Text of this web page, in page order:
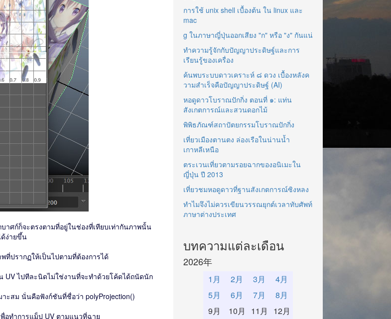
ศก์ก็จะตรงตามที่อยู่ในช่องที่เทียบเท่ากันภาพนั้น
ง่ายขึ้น
ที่ปรากฏให้เป็นไปตามที่ต้องการได้
UV ไปทีละนิดไม่ใช่งานที่จะทำด้วยโค้ดได้ถนัดนัก
ะสม นั่นคือฟังก์ชันที่ชื่อว่า polyProjection()
อทำการแม็ป UV ตามแนวที่ฉาย
การใช้ unix shell เบื้องต้น ใน linux และ
mac
g ในภาษาญี่ปุ่นออกเสียง "ก" หรือ "ง" กันแน่
ทำความรู้จักกับปัญญาประดิษฐ์และการ
เรียนรู้ของเครื่อง
ค้นพบระบบดาวเคราะห์ ๘ ดวง เบื้องหลังค
วามสำเร็จคือปัญญาประดิษฐ์ (AI)
หอดูดาวโบราณปักกิ่ง ตอนที่ ๑: แท่น
สังเกตการณ์และสวนดอกไม้
พิพิธภัณฑ์สถาปัตยกรรมโบราณปักกิ่ง
เที่ยวเมืองตานตง ล่องเรือในน่านน้ำ
เกาหลีเหนือ
ตระเวนเที่ยวตามรอยฉากของอนิเมะใน
ญี่ปุ่น ปี 2013
เที่ยวชมหอดูดาวที่ฐานสังเกตการณ์ซิงหลง
ทำไมจึงไม่ควรเขียนวรรณยุกต์เวลาทับศัพท์
ภาษาต่างประเทศ
บทความแต่ละเดือน
2026年
1月 2月 3月
4月
5月
6月 7月
8月
9月
10月 11月 12月